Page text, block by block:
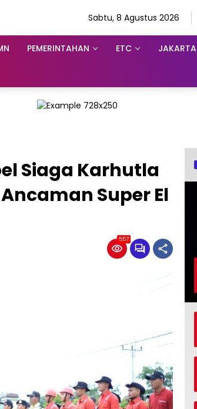
Sabtu, 8 Agustus 2026
PEMERINTAHAN ETC JAKARTA
Siaga Karhutla
Super El
557